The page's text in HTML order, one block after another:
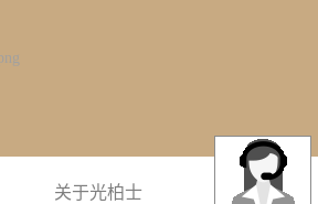
关于光柏士